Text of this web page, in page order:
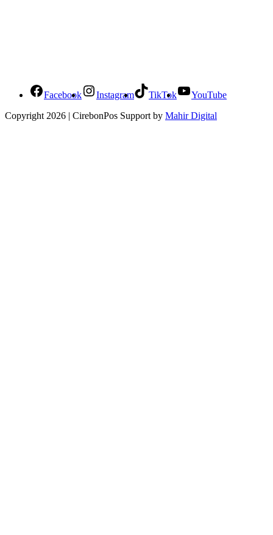
Facebook Instagram TikTok
YouTube
Copyright 2026 | CirebonPos Support by Mahir Digital